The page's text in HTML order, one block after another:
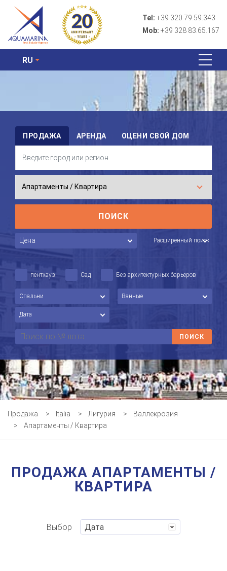
Tel: +39 320 79.59.343
Mob: +39 328 83.65.167
RU
ПРОДАЖА АРЕНДА ОЦЕНИ СВОЙ ДОМ
Расширенный поиск
ПОИСК
пентхауз Сад Без архитектурных барьеров
Продажа > Italia > Лигурия >
Валлекрозия
>
Апартаменты / Квартира
ПРОДАЖА АПАРТАМЕНТЫ /
КВАРТИРА
Выбор